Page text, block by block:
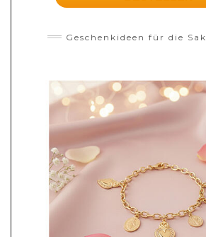
Geschenkideen für die